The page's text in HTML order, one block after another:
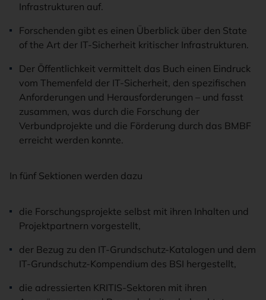
Infrastrukturen auf.
Forschenden gibt es einen Überblick über den State
of the Art der IT-Sicherheit kritischer Infrastrukturen.
Der Öffentlichkeit vermittelt das Buch einen Eindruck
vom Themenfeld der IT-Sicherheit, den spezifischen
Anforderungen und Herausforderungen – und fasst
zusammen, was durch die Forschung der
Verbundprojekte und die Förderung durch das BMBF
erreicht werden konnte.
In fünf Sektionen werden dazu
die Forschungsprojekte selbst mit ihren Inhalten und
Projektpartnern vorgestellt,
der Bezug zu den IT-Grundschutz-Katalogen und dem
IT-Grundschutz-Kompendium des BSI hergestellt,
die adressierten KRITIS-Sektoren mit ihren